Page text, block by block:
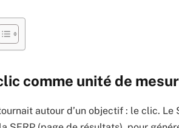
comme unité de
autour d’un objectif : le clic.